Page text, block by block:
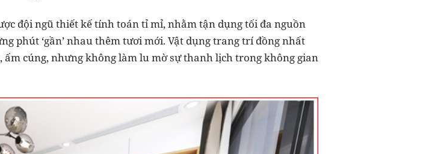
đội ngũ thiết kế tính toán tỉ mỉ, nhằm tận dụng tối đa nguồn
phút ‘gần’ nhau thêm tươi mới. Vật dụng trang trí đồng nhất
cúng, nhưng không làm lu mờ sự thanh lịch trong không gian